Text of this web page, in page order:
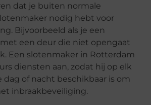
dat je buiten normale
nodig hebt voor
Bijvoorbeeld als je een
een deur die niet opengaat
Een slotenmaker in Rotterdam
diensten aan, zodat hij op elk
of nacht beschikbaar is om
inbraakbeveiliging.